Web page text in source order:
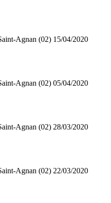
Agnan (02) 15/04/2020
Agnan (02) 05/04/2020
Agnan (02) 28/03/2020
Agnan (02) 22/03/2020